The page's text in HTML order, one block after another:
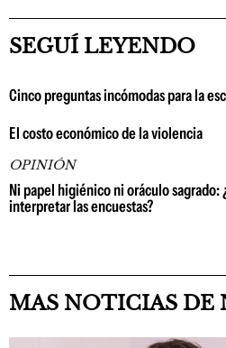
SEGUÍ LEYENDO
Cinco preguntas incómodas para la
El costo económico de la violencia
OPINIÓN
Ni papel higiénico ni oráculo sagrado:
interpretar las encuestas?
MAS NOTICIAS DE